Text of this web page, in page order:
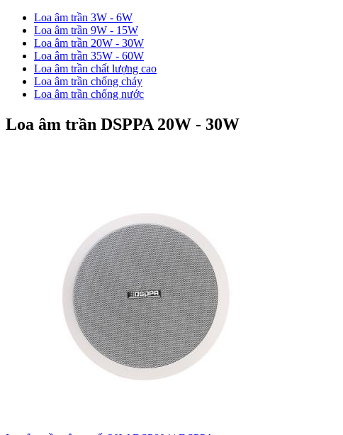
Loa âm trần 3W - 6W
Loa âm trần 9W - 15W
Loa âm trần 20W - 30W
Loa âm trần 35W - 60W
Loa âm trần chất lượng cao
Loa âm trần chống cháy
Loa âm trần chống nước
Loa âm trần DSPPA 20W - 30W